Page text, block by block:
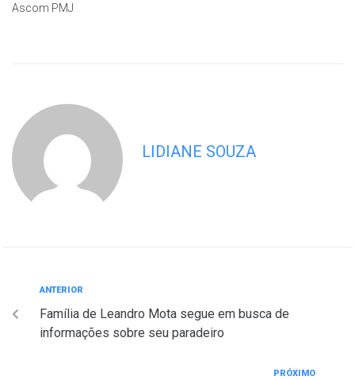
Ascom PMJ
LIDIANE SOUZA
ANTERIOR
Família de Leandro Mota segue em busca de
informações sobre seu paradeiro
PRÓXIMO